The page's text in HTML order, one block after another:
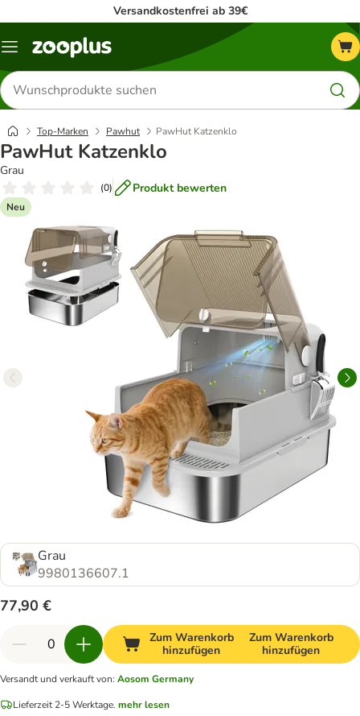
Versandkostenfrei ab 39€
Menü
Produkte
suchen
Top-Marken Pawhut PawHut Katzenklo
PawHut Katzenklo
Grau
(0) Produkt bewerten
Neu
Grau
9980136607.1
77,90 €
Zum Warenkorb
hinzufügen
Zum Warenkorb
hinzufügen
Versandt und verkauft von: Aosom Germany
Lieferzeit 2-5 Werktage. mehr lesen